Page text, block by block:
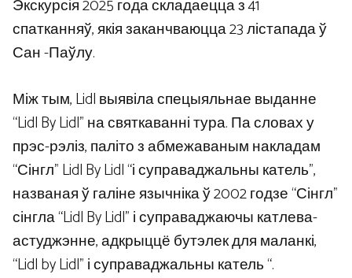
Экскурсія 2025 года складаецца з 41
спатканняў, якія заканчваюцца 23 лістапада ў
Сан -Паўлу.
Між тым, Lidl выявіла спецыяльнае выданне
“Lidl By Lidl” на святкаванні тура. Па словах у
прэс-рэліз, паліто з абмежаваным накладам
“Сінгл” Lidl By Lidl “і суправаджальны катель”,
названая ў галіне язычніка ў 2002 годзе “Сінгл”
сінгла “Lidl By Lidl” і суправаджаючы катлева-
астуджэнне, адкрыццё бутэлек для маланкі,
“Lidl by Lidl” і суправаджальны катель “.